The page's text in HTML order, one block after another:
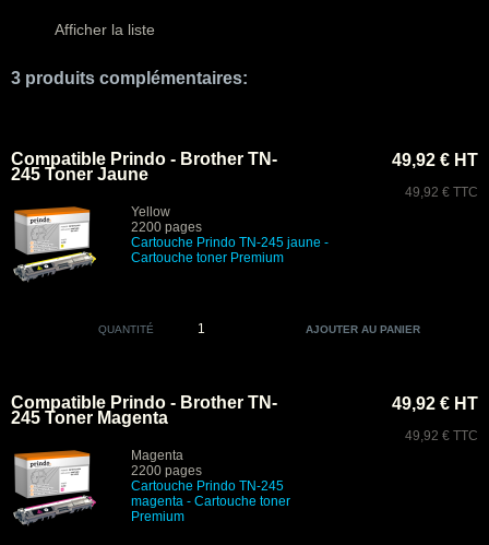
Afficher la liste
3 produits complémentaires:
Compatible Prindo - Brother TN-
245 Toner Jaune
Yellow
2200 pages
Cartouche Prindo TN-245 jaune -
Cartouche toner Premium
49,92 € HT
49,92 € TTC
QUANTITÉ
Compatible Prindo - Brother TN-
245 Toner Magenta
Magenta
2200 pages
Cartouche Prindo TN-245
magenta - Cartouche toner
Premium
49,92 € HT
49,92 € TTC